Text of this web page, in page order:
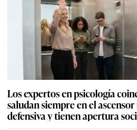
Los expertos en psicología
saludan siempre en el
defensiva y tienen apertura